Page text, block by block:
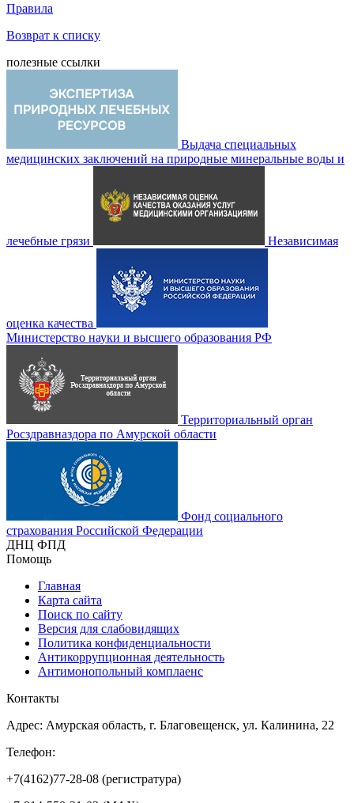
Правила
Возврат к списку
полезные ссылки
Выдача специальных
медицинских заключений на природные минеральные воды и
лечебные грязи Независимая
оценка качества
Министерство науки и высшего образования РФ
Территориальный орган
Росздравназдора по Амурской области
Фонд социального
страхования Российской Федерации
ДНЦ ФПД
Помощь
Главная
Карта сайта
Поиск по сайту
Версия для слабовидящих
Политика конфиденциальности
Антикоррупционная деятельность
Антимонопольный комплаенс
Контакты
Адрес: Амурская область, г. Благовещенск, ул. Калинина, 22
Телефон:
+7(4162)77-28-08 (регистратура)